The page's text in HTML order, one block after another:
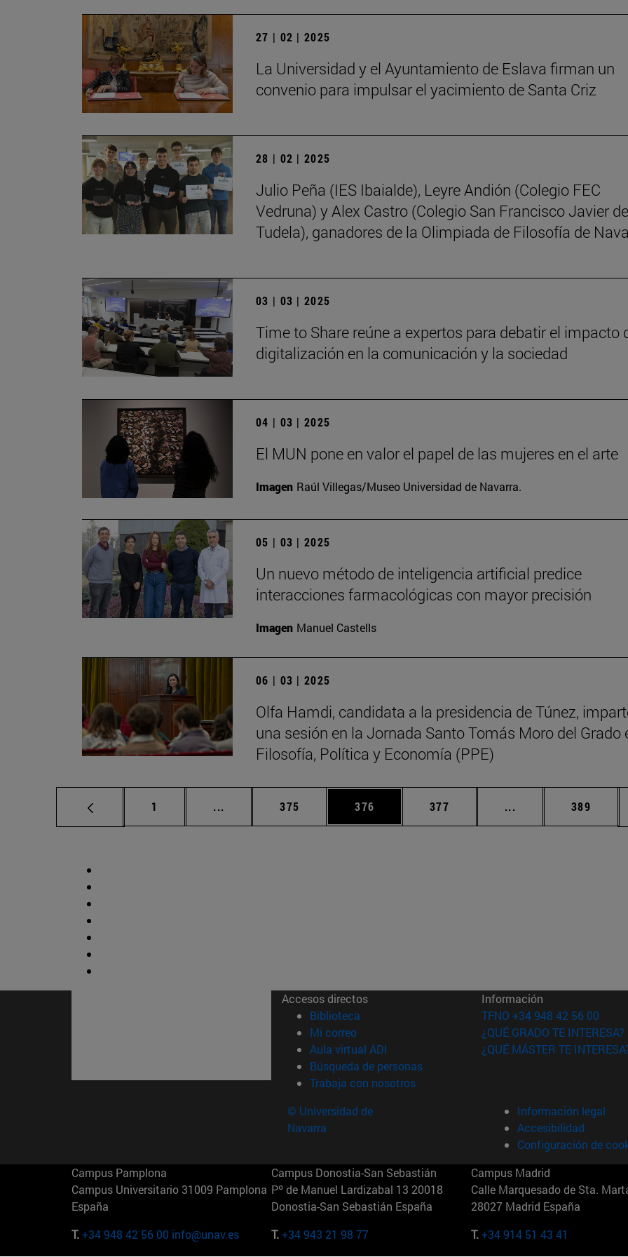
27 | 02 | 2025
La Universidad y el Ayuntamiento de Eslava firman un
convenio para impulsar el yacimiento de Santa Criz
28 | 02 | 2025
Julio Peña (IES Ibaialde), Leyre Andión (Colegio FEC
Vedruna) y Alex Castro (Colegio San Francisco Javier de
Tudela), ganadores de la Olimpiada de Filosofía de
03 | 03 | 2025
Time to Share reúne a expertos para debatir el impacto
digitalización en la comunicación y la sociedad
04 | 03 | 2025
El MUN pone en valor el papel de las mujeres en el arte
Imagen Raúl Villegas/Museo Universidad de Navarra.
05 | 03 | 2025
Un nuevo método de inteligencia artificial predice
interacciones farmacológicas con mayor precisión
Imagen Manuel Castells
06 | 03 | 2025
Olfa Hamdi, candidata a la presidencia de Túnez,
una sesión en la Jornada Santo Tomás Moro del Grado
Filosofía, Política y Economía (PPE)
Página
1 ... Páginas intermedias Use TAB para desplazarse.
Página
375 Página
376 Página
377 ... Páginas intermedias
Página
389
Accesos directos
Biblioteca (abre en nueva ventana)
Mi correo(abre en nueva ventana)
Aula virtual ADI (abre en nueva ventana)
Búsqueda de personas(abre en nueva ventana)
Trabaja con nosotros(abre en nueva ventana)
Información
TFNO +34 948 42 56 00
¿QUÉ GRADO TE INTERESA?
¿QUÉ MÁSTER TE
© Universidad de
Navarra
Información legal
Accesibilidad
Configuración de
Campus Pamplona
Campus Universitario 31009 Pamplona
España
T.+34 948 42 56 00 info@unav.es
Campus Donostia-San Sebastián
Pº de Manuel Lardizabal 13 20018
Donostia-San Sebastián España
T.+34 943 21 98 77
Campus Madrid
Calle Marquesado de Sta.
28027 Madrid España
T.+34 914 51 43 41